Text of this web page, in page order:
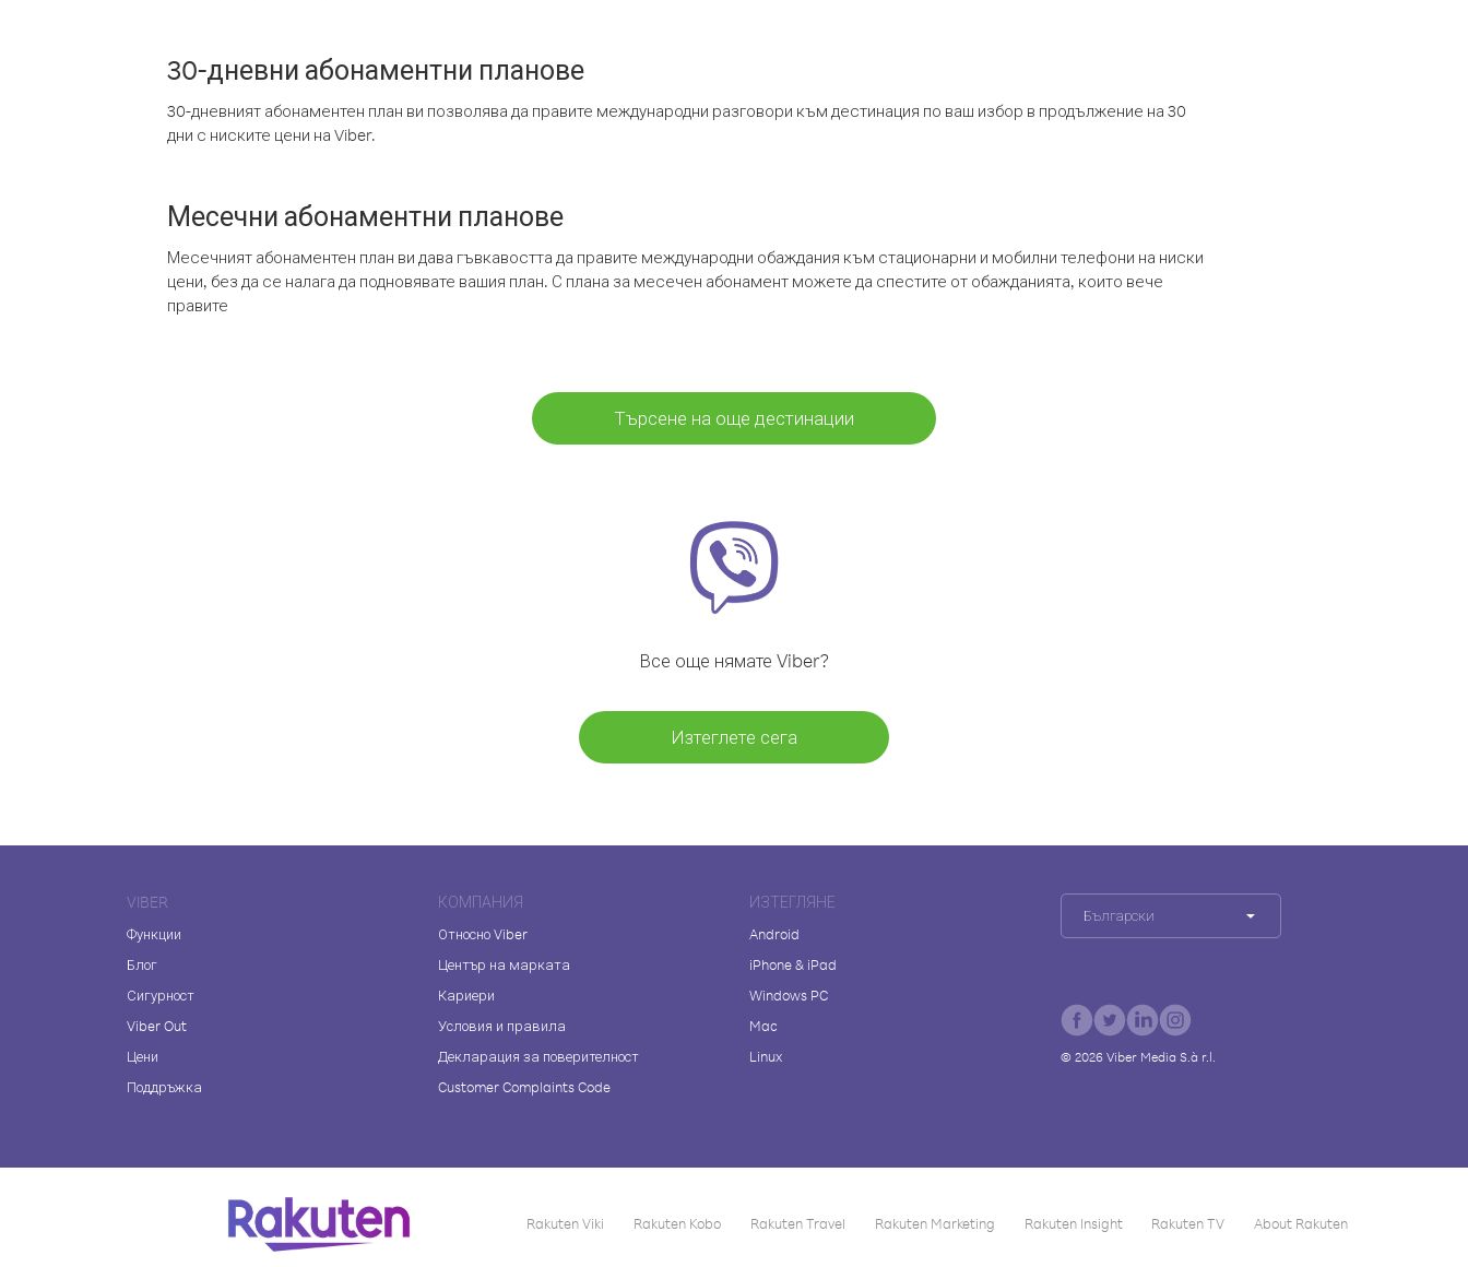
30-дневни абонаментни планове
30-дневният абонаментен план ви позволява да правите международни разговори към дестинация по ваш избор в продължение на 30
дни с ниските цени на Viber.
Месечни абонаментни планове
Месечният абонаментен план ви дава гъвкавостта да правите международни обаждания към стационарни и мобилни телефони на ниски
цени, без да се налага да подновявате вашия план. С плана за месечен абонамент можете да спестите от обажданията, които вече
правите
Търсене на още дестинации
Все още нямате Viber?
Изтеглете сега
VIBER
Функции
Блог
Сигурност
Viber Out
Цени
Поддръжка
КОМПАНИЯ
Относно Viber
Център на марката
Кариери
Условия и правила
Декларация за поверителност
Customer Complaints Code
ИЗТЕГЛЯНЕ
Android
iPhone & iPad
Windows PC
Mac
Linux
Български
© 2026 Viber Media S.à r.l.
Rakuten Viki Rakuten Kobo Rakuten Travel Rakuten Marketing Rakuten Insight Rakuten TV About Rakuten